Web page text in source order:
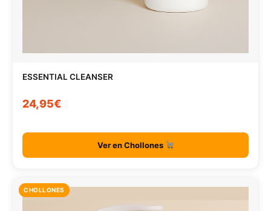
ESSENTIAL CLEANSER
24,95€
Ver en Chollones
CHOLLONES